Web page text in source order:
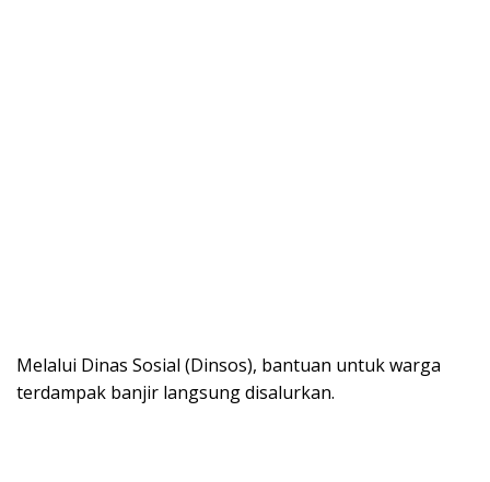
Melalui Dinas Sosial (Dinsos), bantuan untuk warga
terdampak banjir langsung disalurkan.